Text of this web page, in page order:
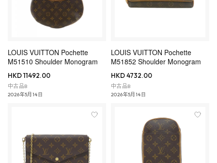
LOUIS VUITTON Pochette
M51510 Shoulder Monogram
HKD 11492.00
中古品B
2026年5月14日
LOUIS VUITTON Pochette
M51852 Shoulder Monogram
HKD 4732.00
中古品B
2026年5月14日